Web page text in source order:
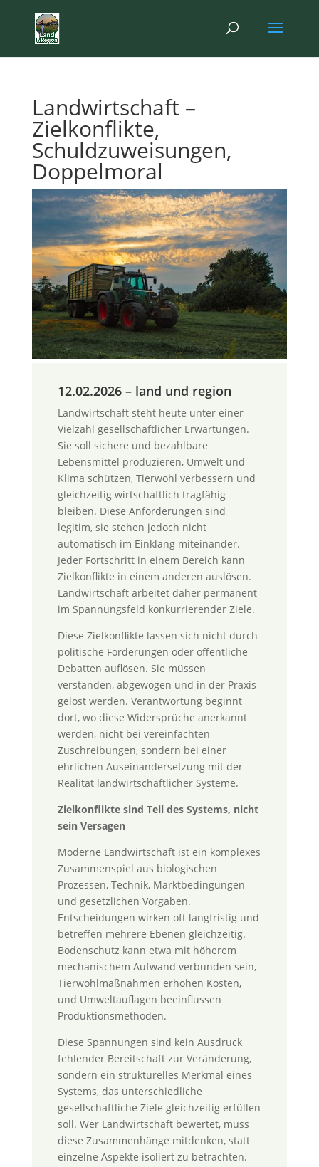
Landwirtschaft –
Zielkonflikte,
Schuldzuweisungen,
Doppelmoral
12.02.2026 – land und region
Landwirtschaft steht heute unter einer
Vielzahl gesellschaftlicher Erwartungen.
Sie soll sichere und bezahlbare
Lebensmittel produzieren, Umwelt und
Klima schützen, Tierwohl verbessern und
gleichzeitig wirtschaftlich tragfähig
bleiben. Diese Anforderungen sind
legitim, sie stehen jedoch nicht
automatisch im Einklang miteinander.
Jeder Fortschritt in einem Bereich kann
Zielkonflikte in einem anderen auslösen.
Landwirtschaft arbeitet daher permanent
im Spannungsfeld konkurrierender Ziele.
Diese Zielkonflikte lassen sich nicht durch
politische Forderungen oder öffentliche
Debatten auflösen. Sie müssen
verstanden, abgewogen und in der Praxis
gelöst werden. Verantwortung beginnt
dort, wo diese Widersprüche anerkannt
werden, nicht bei vereinfachten
Zuschreibungen, sondern bei einer
ehrlichen Auseinandersetzung mit der
Realität landwirtschaftlicher Systeme.
Zielkonflikte sind Teil des Systems, nicht
sein Versagen
Moderne Landwirtschaft ist ein komplexes
Zusammenspiel aus biologischen
Prozessen, Technik, Marktbedingungen
und gesetzlichen Vorgaben.
Entscheidungen wirken oft langfristig und
betreffen mehrere Ebenen gleichzeitig.
Bodenschutz kann etwa mit höherem
mechanischem Aufwand verbunden sein,
Tierwohlmaßnahmen erhöhen Kosten,
und Umweltauflagen beeinflussen
Produktionsmethoden.
Diese Spannungen sind kein Ausdruck
fehlender Bereitschaft zur Veränderung,
sondern ein strukturelles Merkmal eines
Systems, das unterschiedliche
gesellschaftliche Ziele gleichzeitig erfüllen
soll. Wer Landwirtschaft bewertet, muss
diese Zusammenhänge mitdenken, statt
einzelne Aspekte isoliert zu betrachten.